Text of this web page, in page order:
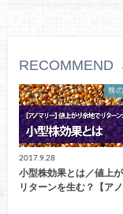
RECOMMEND
株
2017.9.28
小型株効果とは／値上
リターンを生む？【アノ